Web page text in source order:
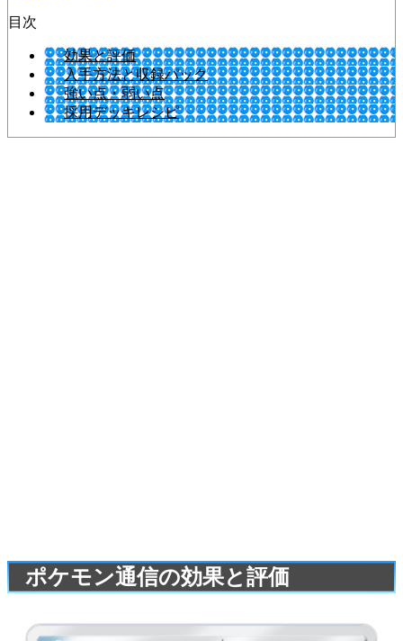
目次
効果と評価
入手方法と収録パック
強い点・弱い点
採用デッキレシピ
ポケモン通信の効果と評価